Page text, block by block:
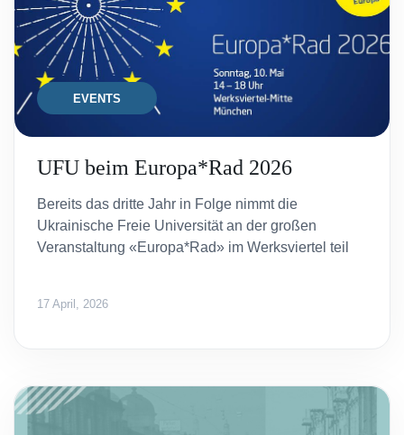
EVENTS
UFU beim Europa*Rad 2026
Bereits das dritte Jahr in Folge nimmt die
Ukrainische Freie Universität an der großen
Veranstaltung «Europa*Rad» im Werksviertel teil
17 April, 2026